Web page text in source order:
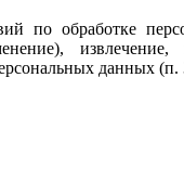
по обработке
извлечение,
данных